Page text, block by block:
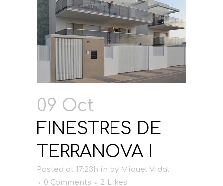
09 Oct
FINESTRES DE
TERRANOVA I
Posted at 17:23h in by Miquel Vidal
0 Comments
2 Likes